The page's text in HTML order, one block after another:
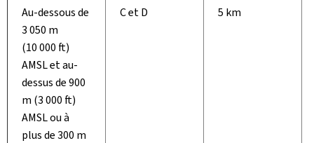
Au-dessous de
3 050 m
(10 000 ft)
AMSL et au-
dessus de 900
m (3 000 ft)
AMSL ou à
plus de 300 m
C et D 5 km